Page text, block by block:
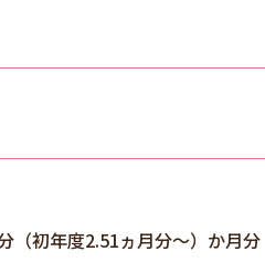
（初年度2.51ヵ月分～）か月分